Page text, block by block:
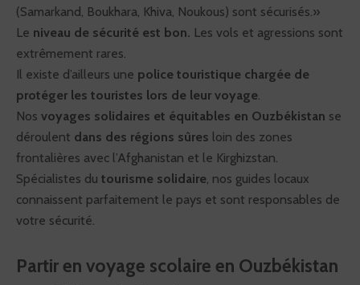
(Samarkand, Boukhara, Khiva, Noukous) sont sécurisés.»
Le niveau de sécurité est bon. Les vols et agressions sont
extrêmement rares.
Il existe d’ailleurs une police touristique chargée de
protéger les touristes lors de leur voyage.
Nos voyages solidaires et équitables en Ouzbékistan se
déroulent dans des régions sûres loin des zones
frontalières avec l’Afghanistan et le Kirghizstan.
Spécialistes du tourisme solidaire, nos guides locaux
connaissent parfaitement le pays et sont responsables de
votre sécurité.
Partir en voyage scolaire en Ouzbékistan